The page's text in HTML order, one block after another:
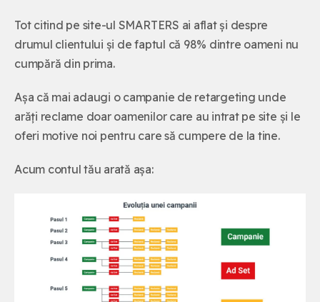
Tot citind pe site-ul SMARTERS ai aflat și despre
drumul clientului și de faptul că 98% dintre oameni nu
cumpără din prima.
Așa că mai adaugi o campanie de retargeting unde
arăți reclame doar oamenilor care au intrat pe site și le
oferi motive noi pentru care să cumpere de la tine.
Acum contul tău arată așa: